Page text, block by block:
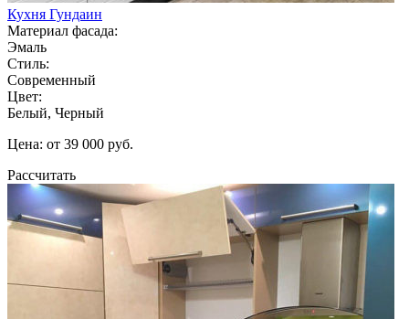
Кухня Гундаин
Материал фасада:
Эмаль
Стиль:
Современный
Цвет:
Белый, Черный
Цена: от 39 000 руб.
Рассчитать